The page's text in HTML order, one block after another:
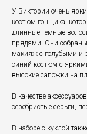
У Виктории очень
костюм гонщика,
длинные темные
прядями. Они
макияж с голубыми и
синий костюм с
высокие сапожки на
В качестве
серебристые серьги,
В наборе с куклой